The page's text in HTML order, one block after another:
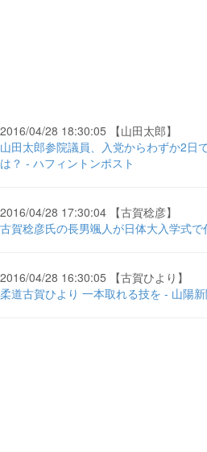
2016/04/28 18:30:05 【山田太郎】
山田太郎参院議員、入党からわずか2日
は？ - ハフィントンポスト
2016/04/28 17:30:04 【古賀稔彦】
古賀稔彦氏の長男颯人が日体大入学式
2016/04/28 16:30:05 【古賀ひより】
柔道古賀ひより 一本取れる技を - 山陽